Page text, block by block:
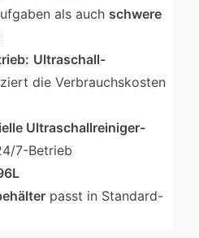
als auch schwere
Ultraschall-
die Verbrauchskosten
Ultraschallreiniger-
7-Betrieb
passt in Standard-